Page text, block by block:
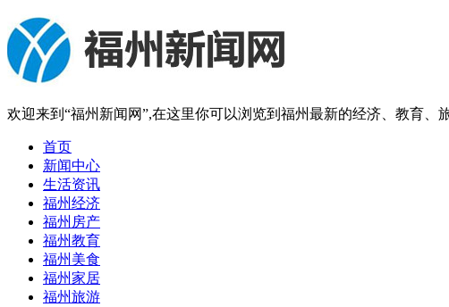
欢迎来到“福州新闻网”,在这里你可以浏览到福州最新的经济、教育、
首页
新闻中心
生活资讯
福州经济
福州房产
福州教育
福州美食
福州家居
福州旅游